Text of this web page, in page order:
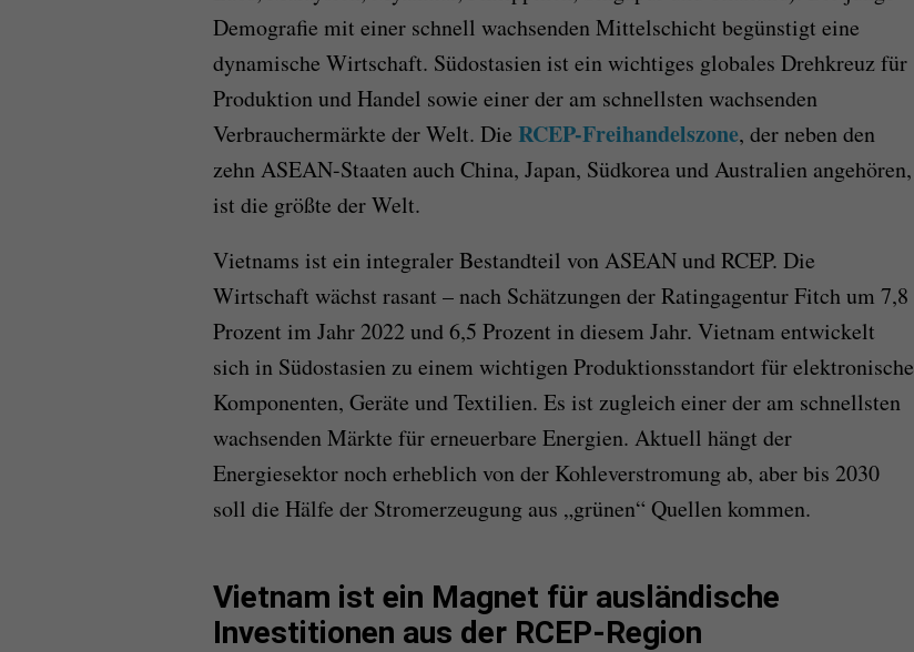
Demografie mit einer schnell wachsenden Mittelschicht begünstigt eine
dynamische Wirtschaft. Südostasien ist ein wichtiges globales Drehkreuz für
Produktion und Handel sowie einer der am schnellsten wachsenden
Verbrauchermärkte der Welt. Die RCEP-Freihandelszone, der neben den
zehn ASEAN-Staaten auch China, Japan, Südkorea und Australien angehören,
ist die größte der Welt.
Vietnams ist ein integraler Bestandteil von ASEAN und RCEP. Die
Wirtschaft wächst rasant – nach Schätzungen der Ratingagentur Fitch um 7,8
Prozent im Jahr 2022 und 6,5 Prozent in diesem Jahr. Vietnam entwickelt
sich in Südostasien zu einem wichtigen Produktionsstandort für elektronische
Komponenten, Geräte und Textilien. Es ist zugleich einer der am schnellsten
wachsenden Märkte für erneuerbare Energien. Aktuell hängt der
Energiesektor noch erheblich von der Kohleverstromung ab, aber bis 2030
soll die Hälfe der Stromerzeugung aus „grünen“ Quellen kommen.
Vietnam ist ein Magnet für ausländische
Investitionen aus der RCEP-Region